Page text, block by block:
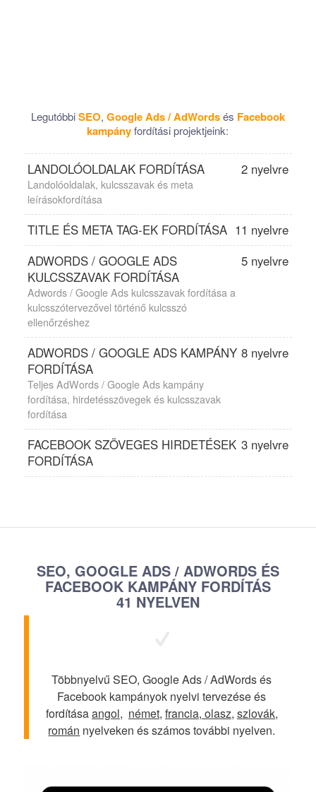
LegutóbbiSEO, Google Ads / AdWordsés Facebook
kampányfordítási projektjeink:
LANDOLÓOLDALAK FORDÍTÁSA 2 nyelvre
Landolóoldalak, kulcsszavak és meta
leírásokfordítása
TITLE ÉS META TAG-EK FORDÍTÁSA 11 nyelvre
ADWORDS / GOOGLE ADS
KULCSSZAVAK FORDÍTÁSA
5 nyelvre
Adwords / Google Ads kulcsszavak fordítása a
kulcsszótervezővel történő kulcsszó
ellenőrzéshez
ADWORDS / GOOGLE ADS KAMPÁNY
FORDÍTÁSA
8 nyelvre
Teljes AdWords / Google Ads kampány
fordítása, hirdetésszövegek és kulcsszavak
fordítása
FACEBOOK SZÖVEGES HIRDETÉSEK
FORDÍTÁSA
3 nyelvre
SEO, GOOGLE ADS / ADWORDS ÉS
FACEBOOK KAMPÁNY FORDÍTÁS
41 NYELVEN
Többnyelvű SEO, Google Ads / AdWords és
Facebook kampányok nyelvi tervezése és
fordításaangol, német, francia, olasz, szlovák,
román nyelveken és számos további nyelven.